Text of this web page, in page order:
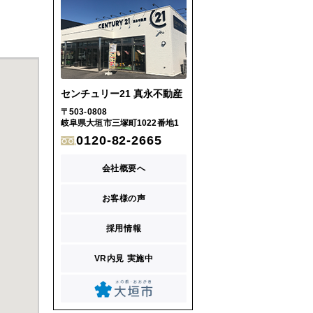
センチュリー21 真永不動産
〒503-0808
岐阜県大垣市三塚町1022番地1
0120-82-2665
会社概要へ
お客様の声
採用情報
VR内見 実施中